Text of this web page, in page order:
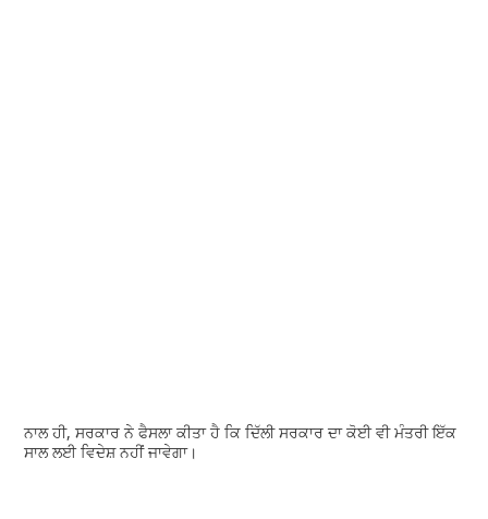
ਨਾਲ ਹੀ, ਸਰਕਾਰ ਨੇ ਫੈਸਲਾ ਕੀਤਾ ਹੈ ਕਿ ਦਿੱਲੀ ਸਰਕਾਰ ਦਾ ਕੋਈ ਵੀ ਮੰਤਰੀ ਇੱਕ
ਸਾਲ ਲਈ ਵਿਦੇਸ਼ ਨਹੀਂ ਜਾਵੇਗਾ।